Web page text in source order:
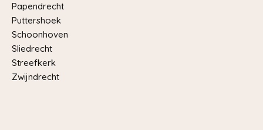
Papendrecht
Puttershoek
Schoonhoven
Sliedrecht
Streefkerk
Zwijndrecht